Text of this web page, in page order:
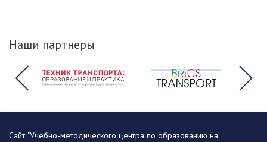
Наши партнеры
Сайт "Учебно-методического центра по образованию на